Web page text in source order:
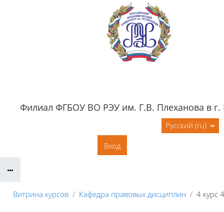
Перейти к основному содержанию
Филиал ФГБОУ ВО РЭУ им. Г.В. Плеханова в г.
Русский ‎(ru)‎
Вход
Витрина курсов Кафедра правовых дисциплин 4 курс